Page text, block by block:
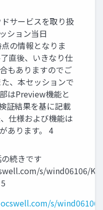
サービスを取り扱
ション当日
の情報となりま
直後、いきなり仕
もありますのでご
、本セッションで
はPreview機能と
証結果を基に記載
仕様および機能は
あります。 4
続きです
s/wind06106/
s/wind06106/